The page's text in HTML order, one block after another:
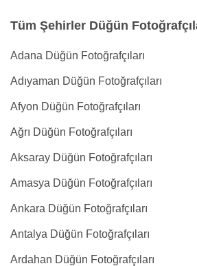
Tüm Şehirler Düğün
Adana Düğün Fotoğrafçıları
Adıyaman Düğün Fotoğrafçıları
Afyon Düğün Fotoğrafçıları
Ağrı Düğün Fotoğrafçıları
Aksaray Düğün Fotoğrafçıları
Amasya Düğün Fotoğrafçıları
Ankara Düğün Fotoğrafçıları
Antalya Düğün Fotoğrafçıları
Ardahan Düğün Fotoğrafçıları